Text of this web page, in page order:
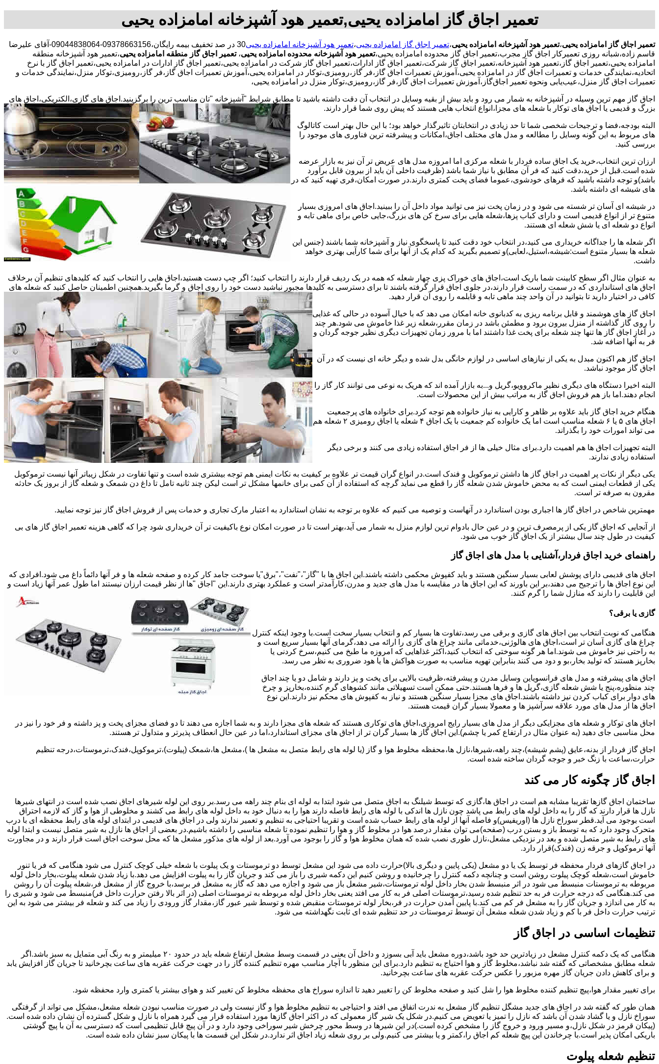
تعمیر اجاق گاز امامزاده یحیی,تعمیر هود آشپزخانه امامزاده یحیی
تعمیر اجاق گاز امامزاده یحیی،تعمیر هود آشپزخانه امامزاده یحیی،تعمیر اجاق گاز امامزاده یحیی،تعمیر هود آشپزخانه امامزاده یحیی
30 در صد تخفیف بیمه رایگان،09378663156-09044838064-آقای علیرضا
قاسم زاده،شبانه روزی تعمیرکار اجاق گاز مجرب،تعمیر اجاق گاز محدوده امامزاده یحیی،تعمیر هود آشپزخانه محدوده امامزاده یحیی، تعمیر اجاق گاز منطقه امامزاده یحیی،تعمیر هود آشپزخانه منطقه
امامزاده یحیی،تعمیر اجاق گاز،تعمیر هود آشپزخانه،تعمیر اجاق گاز شرکت،تعمیر اجاق گاز ادارات،تعمیر اجاق گاز شرکت در امامزاده یحیی،تعمیر اجاق گاز ادارات در امامزاده یحیی،تعمیر اجاق گاز با نرخ
اتحادیه،نمایندگی خدمات و تعمیرات اجاق گاز در امامزاده یحیی،آموزش تعمیرات اجاق گاز،فر گاز،رومیزی،توکار در امامزاده یحیی،آموزش تعمیرات اجاق گاز،فر گاز،رومیزی،توکار منزل،نمایندگی خدمات و
تعمیرات اجاق گاز منزل،عیب‌یابی ونحوه تعمیر اجاق‌گاز،آموزش تعمیرات اجاق گاز،فر گاز،رومیزی،توکار منزل در امامزاده یحیی،
اجاق گاز مهم ترین وسیله در آشپزخانه به شمار می رود و باید بیش از بقیه وسایل در انتخاب آن دقت داشته باشید تا مطابق شرایط "آشپزخانه "تان مناسب ترین را برگزینید.اجاق های گازی،الکتریکی،اجاق های
بزرگ و قدیمی یا اجاق های توکار با شعله های مجزا،انواع انتخاب هایی هستند که پیش روی شما قرار دارند.
البته بودجه،فضا و ترجیحات شخصی شما تا حد زیادی در انتخابتان تاثیرگذار خواهد بود؛ با این حال بهتر است کاتالوگ
های مربوط به این گونه وسایل را مطالعه و مدل های مختلف اجاق،امکانات و پیشرفته ترین فناوری های موجود را
بررسی کنید.
ارزان ترین انتخاب،خرید یک اجاق ساده فردار با شعله مرکزی اما امروزه مدل های عریض تر آن نیز به بازار عرضه
شده است.قبل از خرید،دقت کنید که فر آن مطابق با نیاز شما باشد (ظرفیت داخلی آن باید از بیرون قابل برآورد
باشد)و توجه داشته باشید که فرهای خودشوی،عموما فضای پخت کمتری دارند.در صورت امکان،فری تهیه کنید که در
های شیشه ای داشته باشد.
در شیشه ای آسان تر شسته می شود و در زمان پخت نیز می توانید مواد داخل آن را ببینید.اجاق های امروزی بسیار
متنوع تر از انواع قدیمی است و دارای کباب پزها،شعله هایی برای سرخ کن های بزرگ،جایی خاص برای ماهی تابه و
انواع دو شعله ای یا شش شعله ای هستند.
اگر شعله ها را جداگانه خریداری می کنید،در انتخاب خود دقت کنید تا پاسخگوی نیاز و آشپزخانه شما باشند (جنس این
شعله ها بسیار متنوع است:شیشه،استیل،لعابی)و تصمیم بگیرید که کدام یک از آنها برای شما کارآیی بهتری خواهد
داشت.
به عنوان مثال اگر سطح کابینت شما باریک است،اجاق های خوراک پزی چهار شعله که همه در یک ردیف قرار دارند را انتخاب کنید؛ اگر چپ دست هستید،اجاق هایی را انتخاب کنید که کلیدهای تنظیم آن برخلاف
اجاق های استانداردی که در سمت راست قرار دارند،در جلوی اجاق قرار گرفته باشند تا برای دسترسی به کلیدها مجبور نباشید دست خود را روی اجاق و گرما بگیرید.همچنین اطمینان حاصل کنید که شعله های
کافی در اختیار دارید تا بتوانید در آن واحد چند ماهی تابه و قابلمه را روی آن قرار دهید.
اجاق گاز های هوشمند و قابل برنامه ریزی به کدبانوی خانه امکان می دهد که با خیال آسوده در حالی که غذایی
را روی گاز گذاشته از منزل بیرون برود و مطمئن باشد در زمان مقرر،شعله زیر غذا خاموش می شود.هر چند
در آغاز اجاق گاز ها تنها چند شعله برای پخت غذا داشتند اما با مرور زمان تجهیزات دیگری نظیر جوجه گردان و
فر به آنها اضافه شد.
اجاق گاز هم اکنون مبدل به یکی از نیازهای اساسی در لوازم خانگی بدل شده و دیگر خانه ای نیست که در آن
اجاق گاز موجود نباشد.
البته اخیرا دستگاه های دیگری نظیر ماکروویو،گریل و...به بازار آمده اند که هریک به نوعی می توانند کار گاز را
انجام دهند.اما باز هم فروش اجاق گاز به مراتب بیش از این محصولات است.
هنگام خرید اجاق گاز باید علاوه بر ظاهر و کارایی به نیاز خانواده هم توجه کرد.برای خانواده های پرجمعیت
اجاق های ۵ یا ۶ شعله مناسب است اما یک خانواده کم جمعیت با یک اجاق ۴ شعله یا اجاق رومیزی ۲ شعله هم
می تواند امورات خود را بگذراند.
البته تجهیزات اجاق ها هم اهمیت دارد.برای مثال خیلی ها از فر اجاق استفاده زیادی می کنند و برخی دیگر
استفاده زیادی ندارند.
یکی دیگر از نکات پر اهمیت در اجاق گاز ها داشتن ترموکوبل و فندک است.در انواع گران قیمت تر علاوه بر کیفیت به نکات ایمنی هم توجه بیشتری شده است و تنها تفاوت در شکل زیباتر آنها نیست ترموکوبل
یکی از قطعات ایمنی است که به محض خاموش شدن شعله گاز را قطع می نماید گرچه که استفاده از آن کمی برای خانمها مشکل تر است لیکن چند ثانیه تامل تا داغ دن شمعک و شعله گاز از بروز یک حادثه
مقرون به صرفه تر است.
مهمترین شاخص در اجاق گاز ها اجباری بودن استاندارد در آنهاست و توصیه می کنیم که علاوه بر توجه به نشان استاندارد به اعتبار مارک تجاری و خدمات پس از فروش اجاق گاز نیز توجه نمایید.
از آنجایی که اجاق گاز یکی از پرمصرف ترین و در عین حال بادوام ترین لوازم منزل به شمار می آید،بهتر است تا در صورت امکان نوع باکیفیت تر آن خریداری شود چرا که گاهی هزینه تعمیر اجاق گاز های بی
کیفیت در طول چند سال بیشتر از یک اجاق گاز خوب می شود.
راهنمای خرید اجاق فردار،آشنایی با مدل های اجاق گاز
اجاق های قدیمی دارای پوشش لعابی بسیار سنگین هستند و باید کفپوش محکمی داشته باشند.این اجاق ها با "گاز"،"نفت"،"برق"یا سوخت جامد کار کرده و صفحه شعله ها و فر آنها دائماً داغ می شود.افرادی که
این نوع اجاق ها را ترجیح می دهند،بر این باورند که این اجاق ها در مقایسه با مدل های جدید و مدرن،کارآمدتر است و عملکرد بهتری دارند.این "اجاق "ها از نظر قیمت ارزان نیستند اما طول عمر آنها زیاد است و
این قابلیت را دارند که منازل شما را گرم کنند.
گازی یا برقی؟
هنگامی که نوبت انتخاب بین اجاق های گازی و برقی می رسد،تفاوت ها بسیار کم و انتخاب بسیار سخت است.با وجود اینکه کنترل
چراغ های گازی آسان تر است،اجاق های هالوژنی،خدماتی مانند چراغ های گازی را ارائه می دهد،گرمای آنها بسیار سریع است و
به راحتی نیز خاموش می شوند.اما هر گونه سوختی که انتخاب کنید،اکثر غذاهایی که امروزه ما طبخ می کنیم،سرخ کردنی یا
بخارپز هستند که تولید بخار،بو و دود می کنند بنابراین تهویه مناسب به صورت هواکش ها یا هود ضروری به نظر می رسد.
اجاق های پیشرفته و مدل های فرانسویاین وسایل مدرن و پیشرفته،ظرفیت بالایی برای پخت و پز دارند و شامل دو یا چند اجاق
چند منظوره،پنج یا شش شعله گازی،گریل ها و فرها هستند.حتی ممکن است تسهیلاتی مانند کشوهای گرم کننده،بخارپز و چرخ
های دوار برای کباب کردن نیز داشته باشند.اجاق های مجزا بسیار سنگین هستند و نیاز به کفپوش های محکم نیز دارند.این نوع
اجاق ها از مدل های مورد علاقه سرآشپز ها و معمولا بسیار گران قیمت هستند.
اجاق های توکار و شعله های مجزایکی دیگر از مدل های بسیار رایج امروزی،اجاق های توکاری هستند که شعله های مجزا دارند و به شما اجازه می دهند تا دو فضای مجزای پخت و پز داشته و فر خود را نیز در
محل مناسبی جای دهید (به عنوان مثال در ارتفاع کمر یا چشم).این اجاق گاز ها بسیار گران تر از اجاق های مجزای استاندارد،اما در عین حال انعطاف پذیرتر و متداول تر هستند.
اجاق گاز فردار از بدنه،عایق (پشم شیشه)،چند راهه،شیرها،نازل ها،محفظه مخلوط هوا و گاز (یا لوله های رابط متصل به مشعل ها )،مشعل ها،شمعک (پیلوت)،ترموکوپل،فندک،ترموستات،درجه تنظیم
حرارت،ساعت با زنگ خبر و جوجه گردان ساخته شده است.
اجاق گاز چگونه کار می کند
ساختمان اجاق گازها تقریبا مشابه هم است در اجاق ها،گازی که توسط شیلنگ به اجاق متصل می شود ابتدا به لوله ای بنام چند راهه می رسد.بر روی این لوله شیرهای اجاق نصب شده است در انتهای شیرها
نازل ها قرار دارند که گاز را به داخل لوله های رابط می پاشد چون نازل ها اندکی با لوله های رابط فاصله دارند هوا را به دنبال خود به داخل لوله های رابط می کشند و مخلوطی از هوا و گاز که لازمه احتراق
است بوجود می آید.قطر سوراخ نازل ها (اوریفیس)و فاصله آنها از لوله های رابط حساب شده است و تقریبا احتیاجی به تنظیم و تعمیر ندارند ولی در اجاق های قدیمی در ابتدای لوله های رابط محفظه ای با درب
متحرک وجود دارد که به توسط باز و بستن درب (صفحه)می توان مقدار درصد هوا در مخلوط گاز و هوا را تنظیم نموده تا شعله مناسبی را داشته باشیم.در بعضی از اجاق ها نازل به شیر متصل نیست و ابتدا لوله
های رابط به شیر متصل شده و بعد در نزدیکی مشعل،نازل طوری نصب شده که همان مخلوط هوا و گاز را بوجود می آورد.بعد از لوله های مذکور مشعل ها که محل سوخت اجاق است قرار دارند و در مجاورت
آنها ترموکوپل و جرقه زن (فندک)قرار دارد.
در اجاق گازهای فردار محفظه فر توسط یک یا دو مشعل (یکی پایین و دیگری بالا)حرارت داده می شود این مشعل توسط دو ترموستات و یک پیلوت با شعله خیلی کوچک کنترل می شود هنگامی که فر یا تنور
خاموش است،شعله کوچک پیلوت روشن است و چنانچه دکمه کنترل را چرخانیده و روشن کنیم این دکمه شیری را باز می کند و جریان گاز را به پیلوت افزایش می دهد.با زیاد شدن شعله پیلوت،بخار داخل لوله
مربوطه به ترموستات منبسط می شود در اثر منبسط شدن بخار داخل لوله ترموستات،شیر مشعل باز می شود و اجازه می دهد که گاز به مشعل فر برسد،با خروج گاز از مشعل فر،شعله پیلوت آن را روشن
می کند.هنگامی که درجه حرارت فر به حد تنظیم شده رسید،ترموستات اصلی فر به کار می افتد یعنی بخار داخل لوله مربوطه به ترموستات اصلی (در اثر بالا رفتن حرارت داخل فر)منبسط می شود و شیری را
به کار می اندازد و جریان گاز را به مشعل فر کم می کند.با پایین آمدن حرارت در فر،بخار لوله ترموستات منقبض شده و توسط شیر عبور گاز،مقدار گاز ورودی را زیاد می کند و شعله فر بیشتر می شود به این
ترتیب حرارت داخل فر با کم و زیاد شدن شعله مشعل آن توسط ترموستات در حد تنظیم شده ای ثابت نگهداشته می شود.
تنظیمات اساسی در اجاق گاز
هنگامی که یک دکمه کنترل مشعل در زیادترین حد خود باشد،دوره مشعل باید آبی بسوزد و داخل آن یعنی در قسمت وسط مشعل ارتفاع شعله باید در حدود ۲۰ میلیمتر و به رنگ آبی متمایل به سبز باشد.اگر
شعله مطابق مشخصاتی که گفته شد نباشد،مخلوط گاز و هوا احتیاج به تنظیم دارد.برای این منظور با آچار مناسب مهره تنظیم کننده گاز را در جهت حرکت عقربه های ساعت بچرخانید تا جریان گاز افزایش یابد
و برای کاهش دادن جریان گاز مهره مزبور را عکس حرکت عقربه های ساعت بچرخانید.
برای تغییر مقدار هوا،پیچ تنظیم کننده مخلوط هوا را شل کنید و صفحه مخلوط کن را تغییر دهید تا اندازه سوراخ های محفظه مخلوط کن تغییر کند و هوای بیشتر یا کمتری وارد محفظه شود.
همان طور که گفته شد در اجاق های جدید مشگل تنظیم گاز مشعل به ندرت اتفاق می افتد و احتیاجی به تنظیم مخلوط هوا و گاز نیست ولی در صورت مناسب نبودن شعله مشعل،مشکل می تواند از گرفتگی
سوراخ نازل و یا گشاد شدن آن باشد که نازل را تمیز یا تعویض می کنیم.در شکل یک شیر گاز معمولی که در اکثر اجاق گازها مورد استفاده قرار می گیرد همراه با نازل و شکل گسترده آن نشان داده شده است.
(پیکان قرمز در شکل نازل،و مسیر ورود و خروج گاز را مشخص کرده است.)در این شیرها در وسط محور چرخش شیر سوراخی وجود دارد و در آن پیچ قابل تنظیمی است که دسترسی به آن با پیچ گوشتی
باریکی امکان پذیر است.با چرخاندن این پیچ شعله کم اجاق را،کمتر و یا بیشتر می کنیم.ولی بر روی شعله زیاد اجاق اثر ندارد.در شکل این قسمت ها با پیکان سبز نشان داده شده است.
تنظیم شعله پیلوت